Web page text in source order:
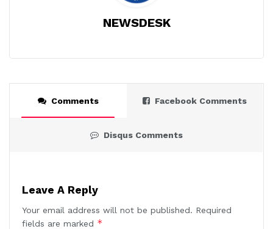
NEWSDESK
Comments Facebook Comments
Disqus Comments
Leave A Reply
Your email address will not be published. Required
fields are marked *